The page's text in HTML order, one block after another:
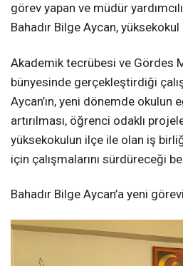
görev yapan ve müdür
Bahadır Bilge Aycan,
Akademik tecrübesi ve Gördes
bünyesinde gerçekleştirdiği
Aycan’ın, yeni dönemde okulun
artırılması, öğrenci odaklı
yüksekokulun ilçe ile olan iş
için çalışmalarını sürdüreceği
Bahadır Bilge Aycan’a yeni